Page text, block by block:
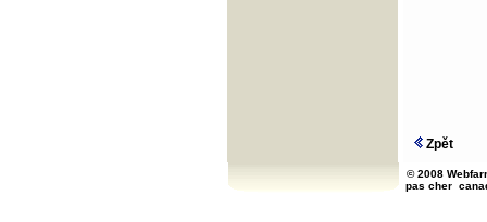
Zpět
© 2008
pas cher